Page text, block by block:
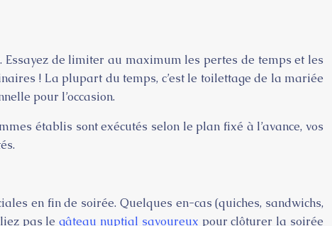
de limiter au maximum les pertes de temps et les
! La plupart du temps, c’est le toilettage de la mariée
pour l’occasion.
établis sont exécutés selon le plan fixé à l’avance, vos
en fin de soirée. Quelques en-cas (quiches, sandwichs,
pas legâteau nuptial savoureux pour clôturer la soirée